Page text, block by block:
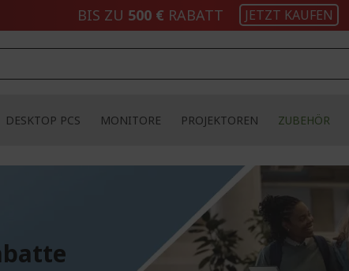
BIS ZU 500 € RABATT JETZT KAUFEN
DESKTOP PCS MONITORE PROJEKTOREN ZUBEHÖR